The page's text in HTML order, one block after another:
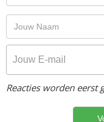
Reacties worden eerst